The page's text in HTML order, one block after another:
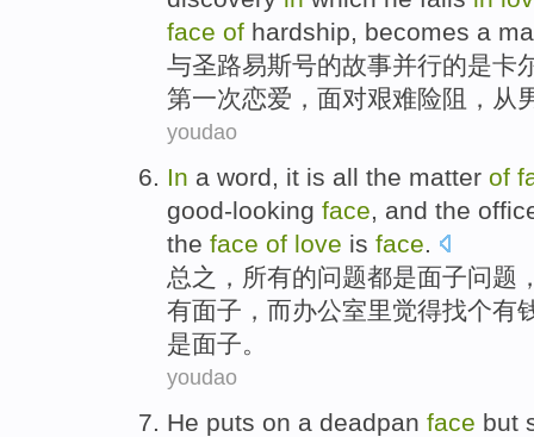
face of hardship, becomes a
与圣路易斯号的故事并行的是卡
第一次恋爱 ， 面对艰难险阻 ， 从
youdao
In a word, it is all the matter of
good-looking face, and the
the face of love is face.
总之 ， 所有的问题都是面子问题
有面子， 而办公室里觉得找个有
是面子。
youdao
He puts on a deadpan face but